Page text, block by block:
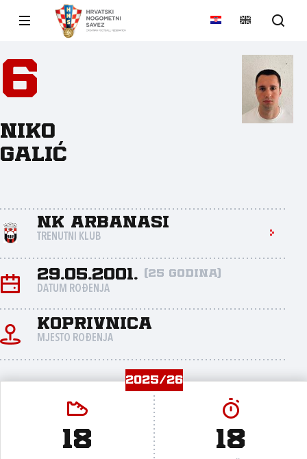
6
Niko
Galić
NK Arbanasi
TRENUTNI KLUB
29.05.2001. (25 godina)
DATUM ROĐENJA
Koprivnica
MJESTO ROĐENJA
2025/26
18 18